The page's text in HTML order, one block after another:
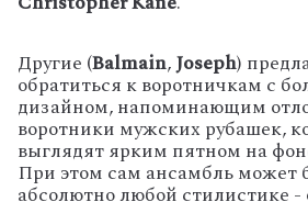
Другие (Balmain,Joseph)
обратиться к воротничкам с
дизайном, напоминающим
воротники мужских рубашек,
выглядят ярким пятном на
При этом сам ансамбль может
абсолютно любой стилистике -